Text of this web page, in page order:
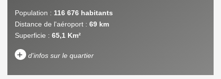
Population : 116 676 habitants
Distance de l'aéroport : 69 km
Superficie : 65,1 Km²
+ d'infos sur le quartier